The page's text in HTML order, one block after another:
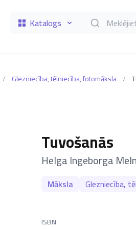
Katalogs Meklēt
/ Glezniecība, tēlniecība, fotomāksla /
Tuvošanās
–
Helga Ingeborga
Māksla Glezniecība,
ISBN